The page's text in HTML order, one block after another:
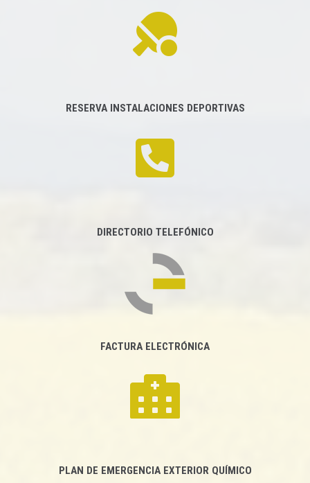
RESERVA INSTALACIONES DEPORTIVAS
DIRECTORIO TELEFÓNICO
FACTURA ELECTRÓNICA
PLAN DE EMERGENCIA EXTERIOR QUÍMICO